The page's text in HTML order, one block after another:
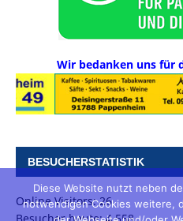
Wir bedanken uns für
BESUCHERSTATISTIK
Online Visitors:26
Besucher heute:4.558
Diese Website nutzt neben
notwendigen Cookies weitere,